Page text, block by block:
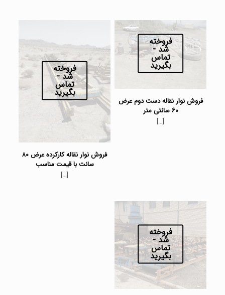
فروخته
شد -
تماس
بگیرید
فروش نوار نقاله دست دوم عرض
۶۰ سانتی متر
[…]
فروخته
شد -
تماس
بگیرید
فروش نوار نقاله کارکرده عرض ۸۰
سانت با قیمت مناسب
[…]
فروخته
شد -
تماس
بگیرید